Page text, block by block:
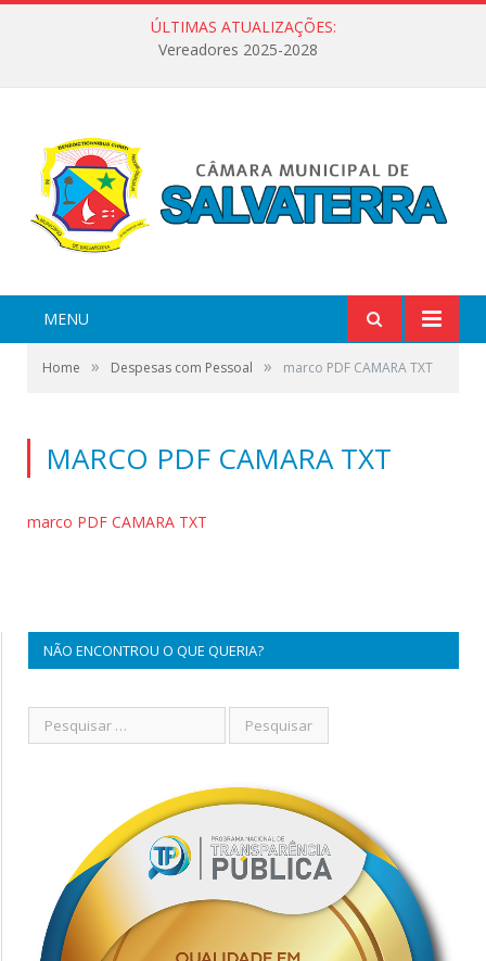
ÚLTIMAS ATUALIZAÇÕES:
Vereadores 2025-2028
MENU
Home » Despesas com Pessoal » marco PDF CAMARA TXT
MARCO PDF CAMARA TXT
marco PDF CAMARA TXT
NÃO ENCONTROU O QUE QUERIA?